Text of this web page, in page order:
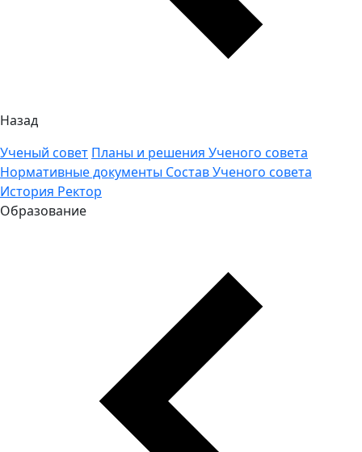
Назад
Ученый совет Планы и решения Ученого совета
Нормативные документы Состав Ученого совета
История Ректор
Образование